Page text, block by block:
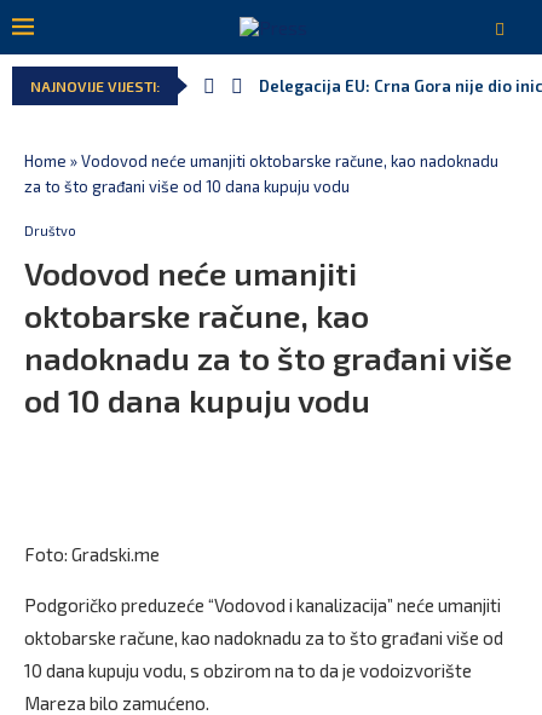
NAJNOVIJE VIJESTI: Delegacija EU: Crna Gora nije dio
Home »Vodovod neće umanjiti oktobarske račune, kao nadoknadu
za to što građani više od 10 dana kupuju vodu
Društvo
Vodovod neće umanjiti
oktobarske račune, kao
nadoknadu za to što građani više
od 10 dana kupuju vodu
Foto: Gradski.me
Podgoričko preduzeće “Vodovod i kanalizacija” neće umanjiti
oktobarske račune, kao nadoknadu za to što građani više od
10 dana kupuju vodu, s obzirom na to da je vodoizvorište
Mareza bilo zamućeno.